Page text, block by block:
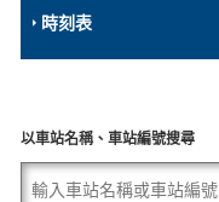
時刻表
以車站名稱、車站編號搜尋